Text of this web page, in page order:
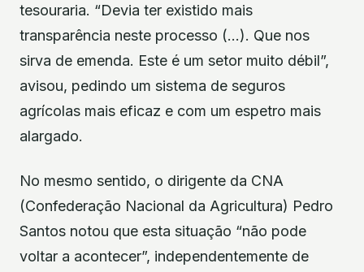
tesouraria. “Devia ter existido mais
transparência neste processo (…). Que nos
sirva de emenda. Este é um setor muito débil”,
avisou, pedindo um sistema de seguros
agrícolas mais eficaz e com um espetro mais
alargado.
No mesmo sentido, o dirigente da CNA
(Confederação Nacional da Agricultura) Pedro
Santos notou que esta situação “não pode
voltar a acontecer”, independentemente de